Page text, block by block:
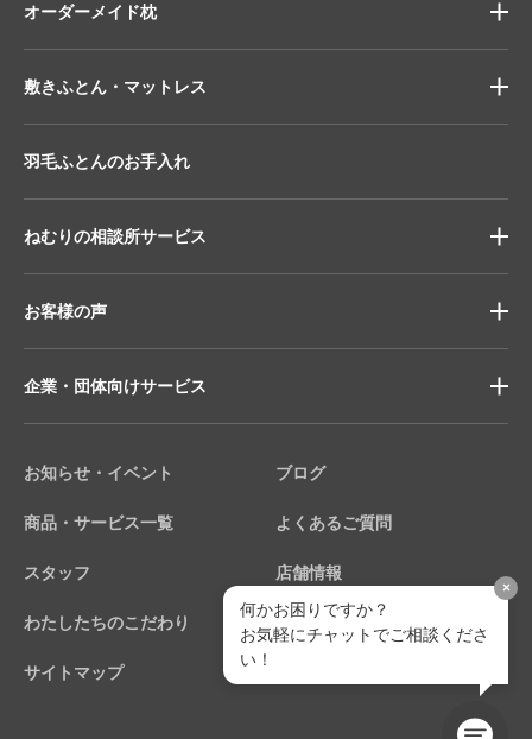
オーダーメイド枕
敷きふとん・マットレス
羽毛ふとんのお手入れ
ねむりの相談所サービス
お客様の声
企業・団体向けサービス
お知らせ・イベント ブログ
商品・サービス一覧 よくあるご質問
スタッフ 店舗情報
わたしたちのこだわり 個人情報保護方針
サイトマップ
×
何かお困りですか？
お気軽にチャットでご相談くださ
い！